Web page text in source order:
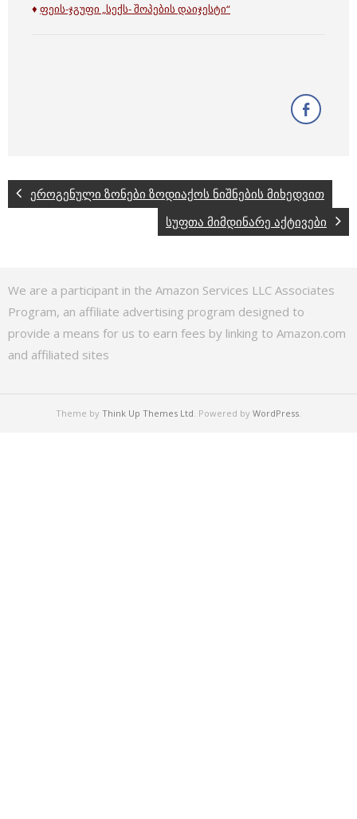
♦ ფეის-ჯგუფი „სექს- შოპების დაიჯესტი“
ეროგენული ზონები ზოდიაქოს ნიშნების მიხედვით
სუფთა მიმდინარე აქტივები
We are a participant in the Amazon Services LLC Associates
Program, an affiliate advertising program designed to
provide a means for us to earn fees by linking to Amazon.com
and affiliated sites
Theme by Think Up Themes Ltd. Powered by WordPress.